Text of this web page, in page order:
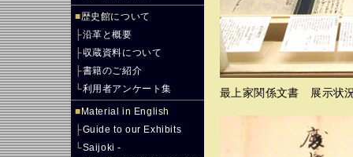
■歴史館について
├沿革と概要
├収蔵資料について
├書籍のご紹介
└利用者アンケート集
■ Material in English
├Guide to our Exhibits
└Saijoki -
最上家関係文書 展示状